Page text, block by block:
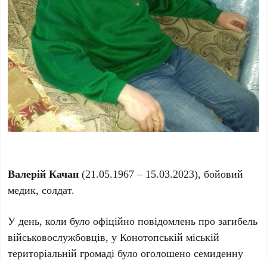
Валерій Качан (21.05.1967 – 15.03.2023), бойовий
медик, солдат.
У день, коли було офіційно повідомлень про загибель
військовослужбовців, у Конотопській міській
територіальній громаді було оголошено семиденну